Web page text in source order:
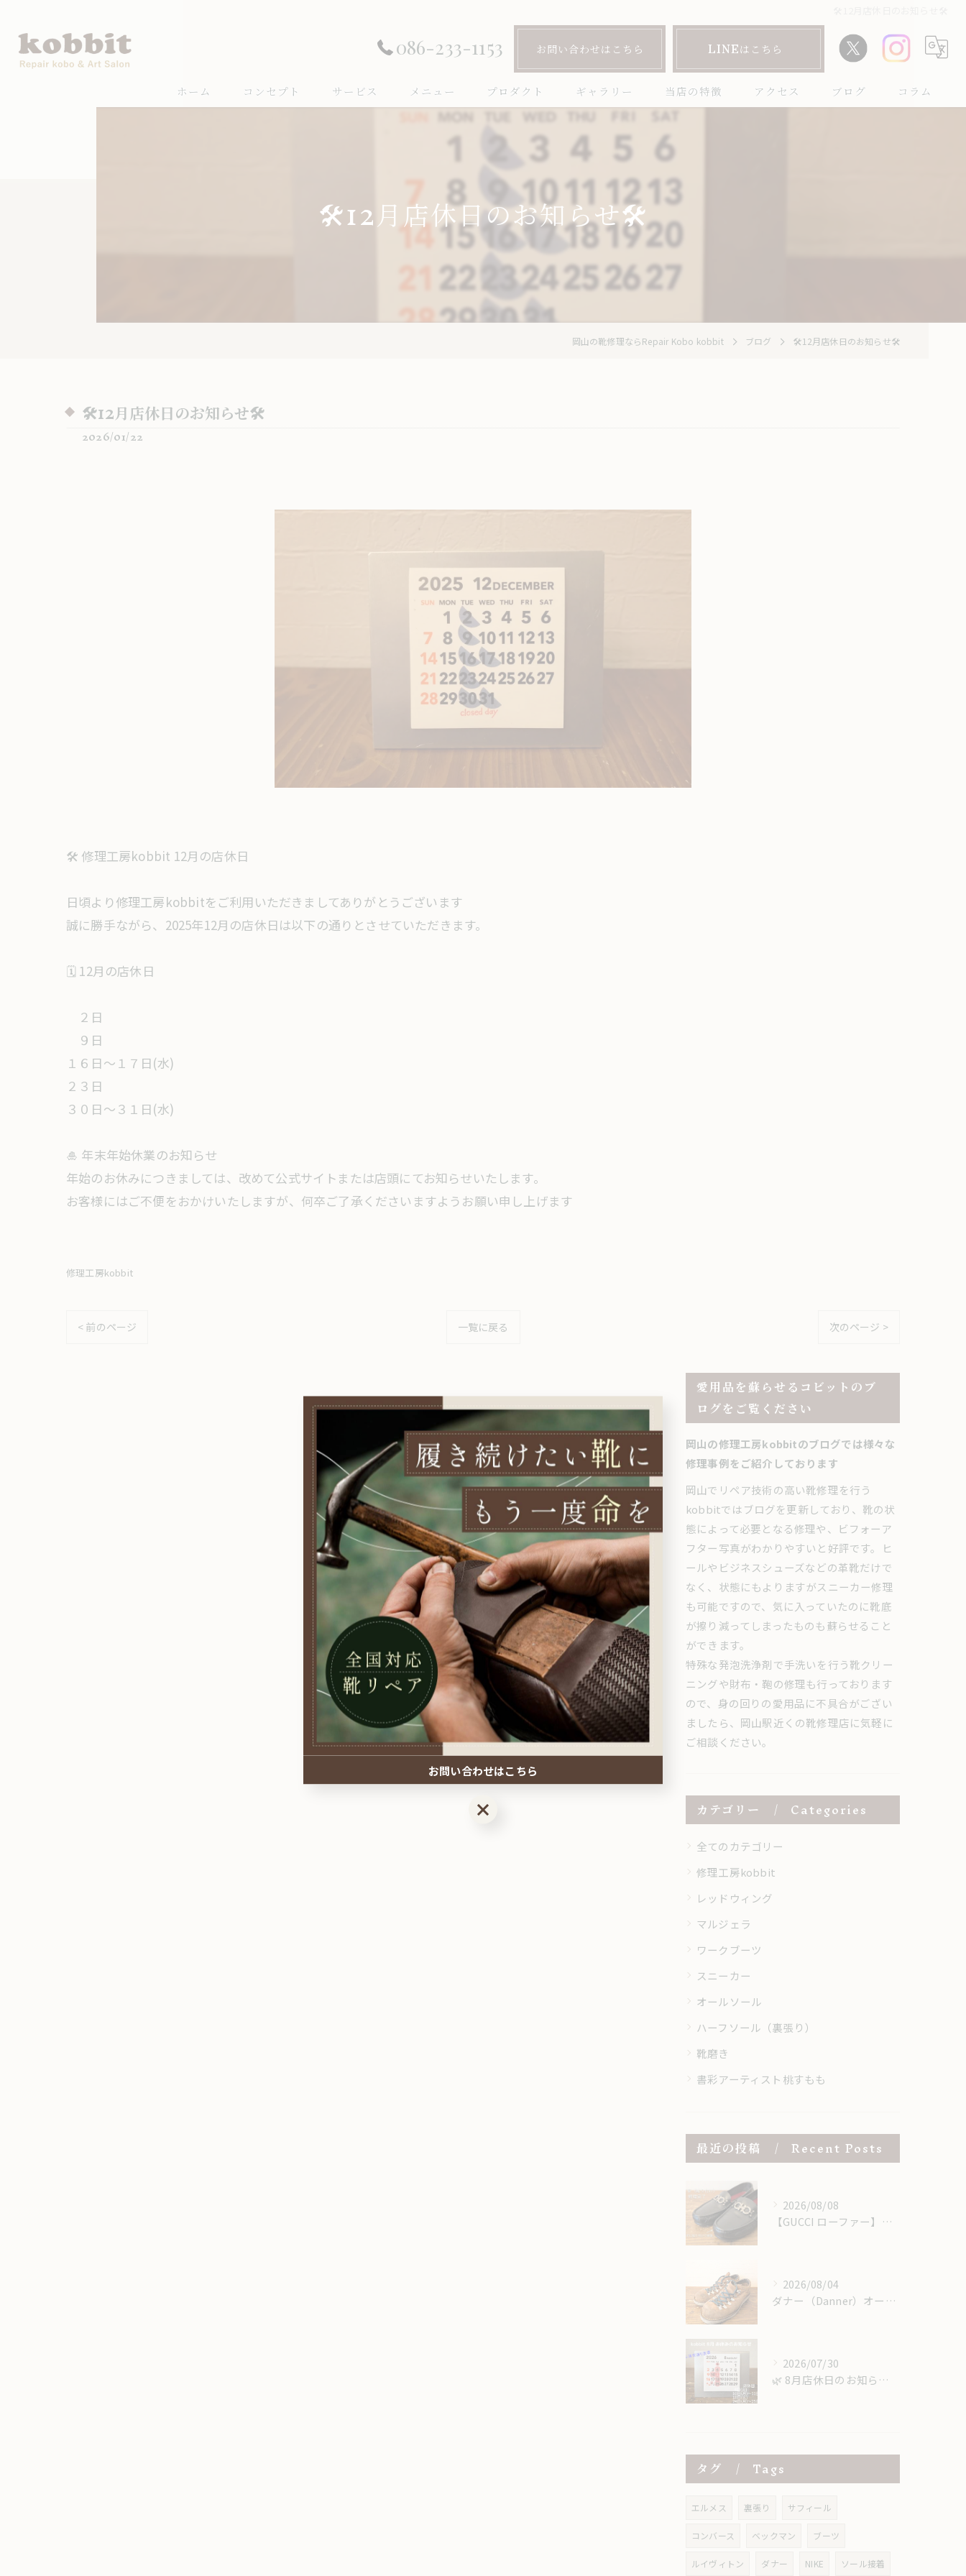
086-233-1153 お問い合わせはこちら LINEはこちら
ホーム コンセプト サービス メニュー プロダクト ギャラリー 当店の特徴
靴磨き
ハイブランド
革靴
マルジェラタビシューズ
ワークブーツ
アクセス ブログ コラム
🛠️12月店休日のお知らせ🛠️
岡山の靴修理ならRepair Kobo kobbit ブログ 🛠️12月店休日のお知らせ🛠️
🛠️12月店休日のお知らせ🛠️
2026/01/22
​🛠️ 修理工房kobbit 12月の店休日
​日頃より修理工房kobbitをご利用いただきましてありがとうございます
​誠に勝手ながら、2025年12月の店休日は以下の通りとさせていただきます。
​🗓️ 12月の店休日
２日
９日
１６日～１７日(水)
２３日
３０日～３１日(水)
​🎍 年末年始休業のお知らせ
​年始のお休みにつきましては、改めて公式サイトまたは店頭にてお知らせいたします。
​お客様にはご不便をおかけいたしますが、何卒ご了承くださいますようお願い申し上げます
修理工房kobbit
< 前のページ 一覧に戻る 次のページ >
愛用品を蘇らせるコビットのブ
ログをご覧ください
岡山の修理工房kobbitのブログでは様々な
修理事例をご紹介しております
岡山でリペア技術の高い靴修理を行う
kobbitではブログを更新しており、靴の状
態によって必要となる修理や、ビフォーア
フター写真がわかりやすいと好評です。ヒ
ールやビジネスシューズなどの革靴だけで
なく、状態にもよりますがスニーカー修理
も可能ですので、気に入っていたのに靴底
が擦り減ってしまったものも蘇らせること
ができます。
特殊な発泡洗浄剤で手洗いを行う靴クリー
ニングや財布・鞄の修理も行っております
ので、身の回りの愛用品に不具合がござい
ましたら、岡山駅近くの靴修理店に気軽に
ご相談ください。
カテゴリー Categories
全てのカテゴリー
修理工房kobbit
レッドウィング
マルジェラ
ワークブーツ
スニーカー
オールソール
ハーフソール（裏張り）
靴磨き
書彩アーティスト桃すもも
最近の投稿 Recent Posts
2026/08/08
【GUCCI ローファー】つま先の擦れ・キズを「当て革」で補強・修理
2026/08/04
ダナー（Danner）オールソール｜レザーミッドソール＆USビブラム＃148で重厚感あるカスタム修理
2026/07/30
​🌿 8月店休日のお知らせ 🌿
タグ Tags
エルメス 裏張り サフィール
コンバース ベックマン ブーツ
ルイヴィトン ダナー NIKE ソール接着
お問い合わせはこちら
お問い合わせはこちら